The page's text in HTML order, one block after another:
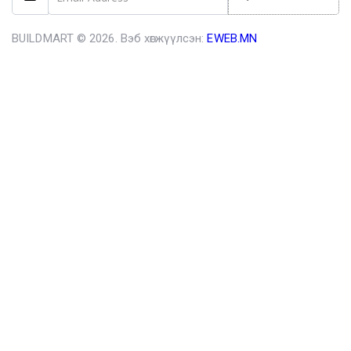
BUILDMART © 2026. Вэб хөгжүүлсэн:EWEB.MN